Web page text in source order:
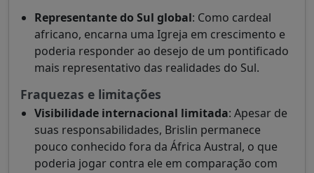
Representante do Sul global: Como cardeal
africano, encarna uma Igreja em crescimento e
poderia responder ao desejo de um pontificado
mais representativo das realidades do Sul.
Fraquezas e limitações
Visibilidade internacional limitada: Apesar de
suas responsabilidades, Brislin permanece
pouco conhecido fora da África Austral, o que
poderia jogar contra ele em comparação com